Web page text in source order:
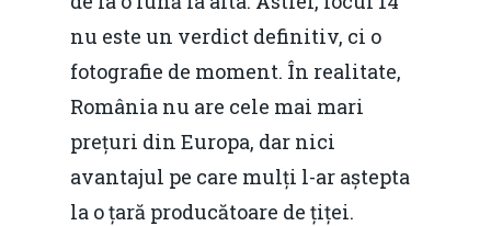
nu este un verdict definitiv, ci o
fotografie de moment. În realitate,
România nu are cele mai mari
prețuri din Europa, dar nici
avantajul pe care mulți l-ar aștepta
la o țară producătoare de țiței.